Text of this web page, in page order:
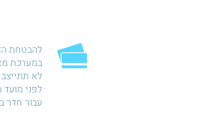
להבטחת
במערכת
עבור חדר בודד או